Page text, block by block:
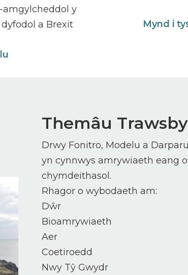
y
a Brexit
Mynd i
Themâu
Drwy Fonitro, Modelu a
yn cynnwys amrywiaeth eang
chymdeithasol.
Rhagor o wybodaeth am:
Dŵr
Bioamrywiaeth
Aer
Coetiroedd
Nwy Tŷ Gwydr